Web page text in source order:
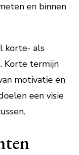
en binnen
korte- als
Korte termijn
motivatie en
een visie